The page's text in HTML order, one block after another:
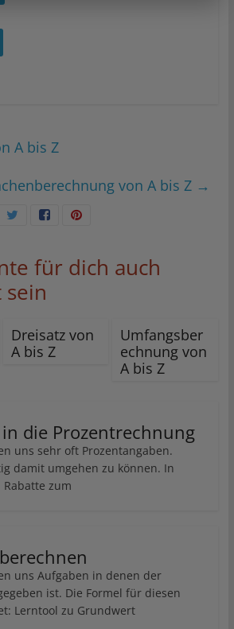
A bis Z
von A bis Z →
für dich auch
sein
Dreisatz von
A bis Z
Umfangsber
echnung von
A bis Z
die Prozentrechnung
uns sehr oft Prozentangaben.
damit umgehen zu können. In
zum
uns Aufgaben in denen der
ist. Die Formel für diesen
Lerntool zu Grundwert